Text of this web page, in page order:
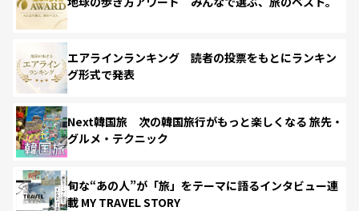
エアラインランキング 読者の投票をもとにランキン
グ形式で発表
Next韓国旅 次の韓国旅行がもっと楽しくなる 旅先・
グルメ・テクニック
旬な“あの人”が「旅」をテーマに語るインタビュー連
載 MY TRAVEL STORY